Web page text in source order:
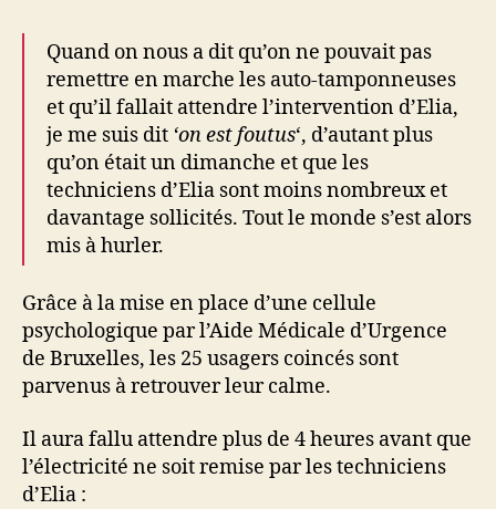
Quand on nous a dit qu’on ne pouvait pas
remettre en marche les auto-tamponneuses
et qu’il fallait attendre l’intervention d’Elia,
je me suis dit ‘on est foutus‘, d’autant plus
qu’on était un dimanche et que les
techniciens d’Elia sont moins nombreux et
davantage sollicités. Tout le monde s’est alors
mis à hurler.
Grâce à la mise en place d’une cellule
psychologique par l’Aide Médicale d’Urgence
de Bruxelles, les 25 usagers coincés sont
parvenus à retrouver leur calme.
Il aura fallu attendre plus de 4 heures avant que
l’électricité ne soit remise par les techniciens
d’Elia :